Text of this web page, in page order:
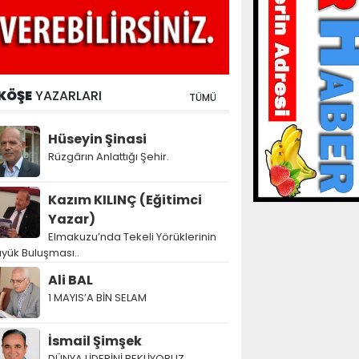
YAZARLARI TÜMÜ
Hüseyin Şinasi
Rüzgârın Anlattığı Şehir.
Kazım KILINÇ (Eğitimci
Yazar)
Elmakuzu’nda Tekeli Yörüklerinin
Buluşması..
Ali BAL
1 MAYIS’A BİN SELAM
İsmail Şimşek